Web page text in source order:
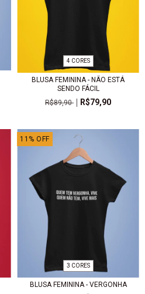
4 CORES
BLUSA FEMININA - NÃO ESTÁ
SENDO FÁCIL
R$89,90
R$79,90
11 % OFF
3 CORES
BLUSA FEMININA - VERGONHA